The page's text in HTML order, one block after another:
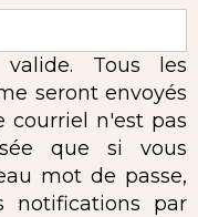
Tous les
seront envoyés
courriel n'est pas
que si vous
mot de passe,
notifications par